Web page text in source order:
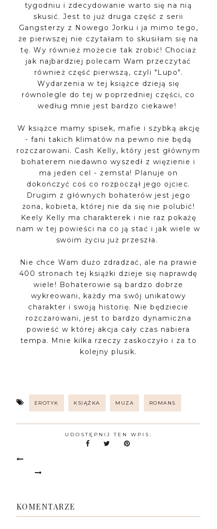
tygodniu i zdecydowanie warto się na nią
skusić. Jest to już druga część z serii
Gangsterzy z Nowego Jorku i ja mimo tego,
że pierwszej nie czytałam to skusiłam się na
tę. Wy również możecie tak zrobić! Chociaż
jak najbardziej polecam Wam przeczytać
również część pierwszą, czyli "Lupo".
Wydarzenia w tej książce dzieją się
równolegle do tej w poprzedniej części, co
według mnie jest bardzo ciekawe!
W książce mamy spisek, mafie i szybką akcję
- fani takich klimatów na pewno nie będą
rozczarowani. Cash Kelly, który jest głównym
bohaterem niedawno wyszedł z więzienie i
ma jeden cel - zemsta! Planuje on
dokończyć coś co rozpoczął jego ojciec.
Drugim z głównych bohaterów jest jego
żona, kobieta, której nie da się nie polubić!
Keely Kelly ma charakterek i nie raz pokażę
nam w tej powieści na co ją stać i jak wiele w
swoim życiu już przeszła.
Nie chce Wam dużo zdradzać, ale na prawie
400 stronach tej książki dzieje się naprawdę
wiele! Bohaterowie są bardzo dobrze
wykreowani, każdy ma swój unikatowy
charakter i swoją historię. Nie będziecie
rozczarowani, jest to bardzo dynamiczna
powieść w której akcja cały czas nabiera
tempa. Mnie kilka rzeczy zaskoczyło i za to
kolejny plusik.
EROTYK KSIĄŻKA MUZA ROMANS
UDOSTĘPNIJ TEN WPIS:
KOMENTARZE